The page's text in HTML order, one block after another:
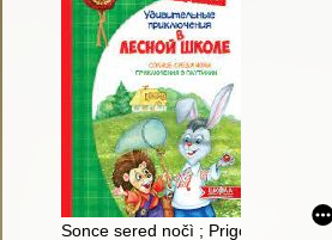
Sonce sered nočì ; Prigodi v